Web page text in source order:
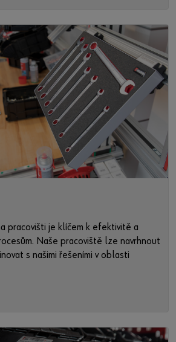
pracovišti je klíčem k efektivitě a
Naše pracoviště lze navrhnout
s našimi řešeními v oblasti